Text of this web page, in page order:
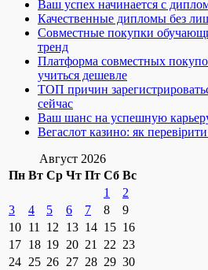
Ваш успех начинается с
Качественные дипломы без
Совместные покупки
тренд
Платформа совместных
учиться дешевле
ТОП причин
сейчас
Ваш шанс на успешную
Вегаслот казино: як
Август 2026
Пн Вт Ср Чт Пт Сб Вс
1
2
3
4 5 6 7 8
9
10 11 12 13 14 15 16
17 18 19 20 21 22 23
24 25 26 27 28 29 30